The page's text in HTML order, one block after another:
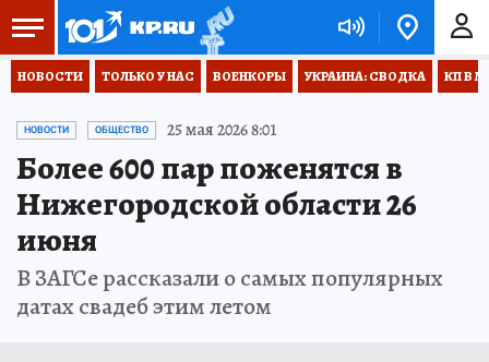
НОВОСТИ ТОЛЬКО У НАС ВОЕНКОРЫ УКРАИНА: СВОДКА КП В
НОВОСТИ ОБЩЕСТВО 25 мая 2026 8:01
Более 600 пар поженятся в
Нижегородской области 26
июня
В ЗАГСе рассказали о самых популярных
датах свадеб этим летом